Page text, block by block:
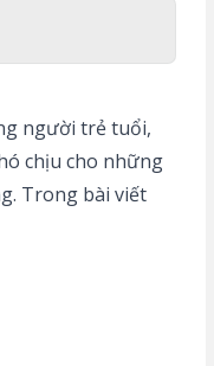
người trẻ tuổi,
chịu cho những
Trong bài viết